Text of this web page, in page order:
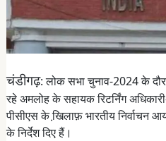
चंडीगढ़: लोक सभा चुनाव-2024 के
रहे अमलोह के सहायक रिटर्निंग
पीसीएस के खि़लाफ़ भारतीय निर्वाचन
के निर्देश दिए हैं।